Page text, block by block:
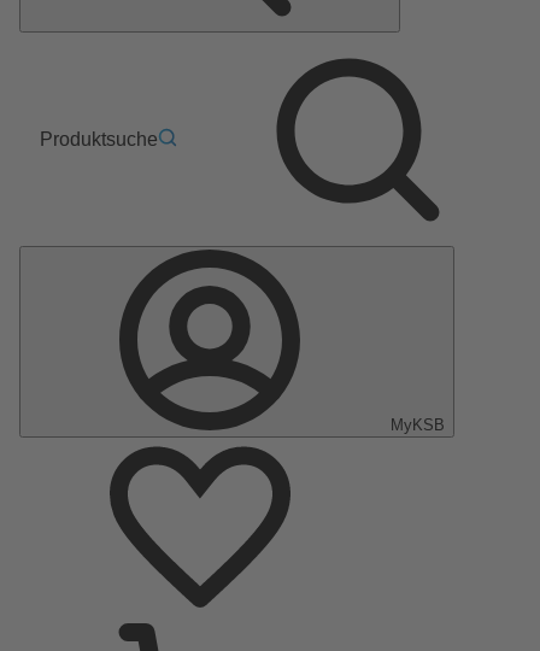
Produktsuche
MyKSB